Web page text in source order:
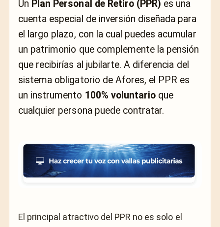
Un Plan Personal de Retiro (PPR) es una
cuenta especial de inversión diseñada para
el largo plazo, con la cual puedes acumular
un patrimonio que complemente la pensión
que recibirías al jubilarte. A diferencia del
sistema obligatorio de Afores, el PPR es
un instrumento 100% voluntario que
cualquier persona puede contratar.
El principal atractivo del PPR no es solo el